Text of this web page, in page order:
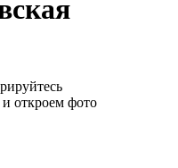
откроем фото